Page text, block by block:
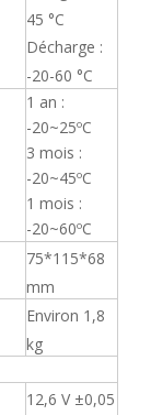
45 °C
Décharge :
-20-60 °C
1 an :
-20~25ºC
3 mois :
-20~45ºC
1 mois :
-20~60ºC
75*115*68
mm
Environ 1,8
kg
12,6 V ±0,05